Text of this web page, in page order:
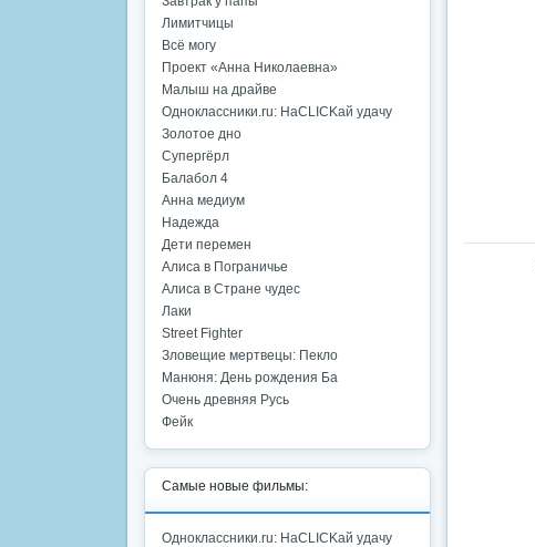
Лимитчицы
Всё могу
Проект «Анна Николаевна»
Малыш на драйве
Одноклассники.ru: НаCLICKай удачу
Золотое дно
Супергёрл
Балабол 4
Анна медиум
Надежда
Дети перемен
Алиса в Пограничье
Алиса в Стране чудес
Лаки
Street Fighter
Зловещие мертвецы: Пекло
Манюня: День рождения Ба
Очень древняя Русь
Фейк
Самые новые фильмы:
Одноклассники.ru: НаCLICKай удачу